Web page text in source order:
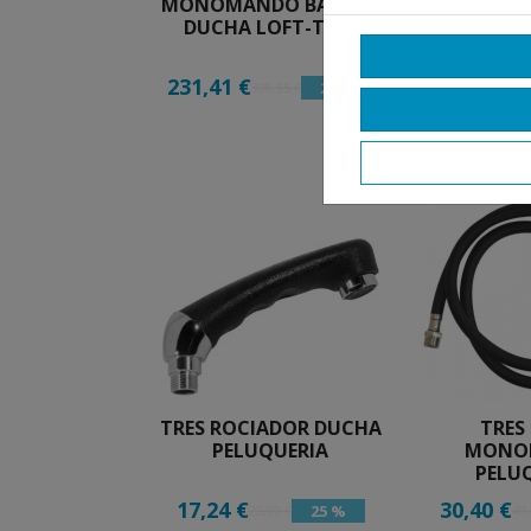
DUCHA LOFT-TRES
231,41 € 25 % 163,35 €
TRES ROCIADOR DUCHA
PELUQUERIA
17,24 € 25 % 30,40 €